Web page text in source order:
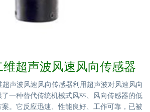
超声波风速风向传感器
声波风速风向传感器利用超声波对风速风向
一种替代传统机械式风杯、风向传感器的低
。它反应迅速、性能良好、工作可靠，已被